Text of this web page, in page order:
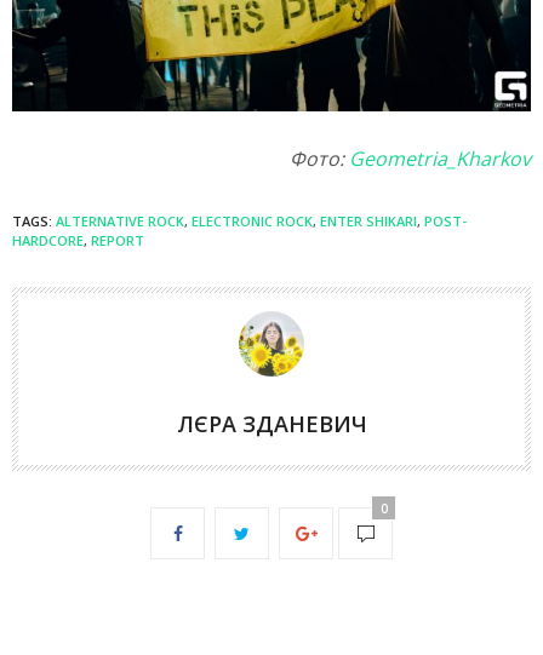
Фото: Geometria_Kharkov
TAGS: ALTERNATIVE ROCK, ELECTRONIC ROCK, ENTER SHIKARI, POST-
HARDCORE, REPORT
ЛЄРА ЗДАНЕВИЧ
0